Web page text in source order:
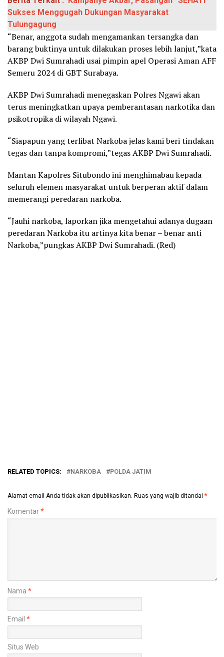
Sukses Menggugah Dukungan Masyarakat
Tulungagung
“Benar, anggota sudah mengamankan tersangka dan
barang buktinya untuk dilakukan proses lebih lanjut,”kata
AKBP Dwi Sumrahadi usai pimpin apel Operasi Aman AFF
Semeru 2024 di GBT Surabaya.
AKBP Dwi Sumrahadi menegaskan Polres Ngawi akan
terus meningkatkan upaya pemberantasan narkotika dan
psikotropika di wilayah Ngawi.
“Siapapun yang terlibat Narkoba jelas kami beri tindakan
tegas dan tanpa kompromi,”tegas AKBP Dwi Sumrahadi.
Mantan Kapolres Situbondo ini menghimabau kepada
seluruh elemen masyarakat untuk berperan aktif dalam
memerangi peredaran narkoba.
“Jauhi narkoba, laporkan jika mengetahui adanya dugaan
peredaran Narkoba itu artinya kita benar – benar anti
Narkoba,”pungkas AKBP Dwi Sumrahadi. (Red)
RELATED TOPICS: NARKOBA POLDA JATIM
Alamat email Anda tidak akan dipublikasikan. Ruas yang wajib ditandai *
Komentar*
Nama *
Email *
Situs Web